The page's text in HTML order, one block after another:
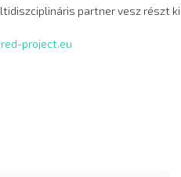
partner vesz részt
project.eu